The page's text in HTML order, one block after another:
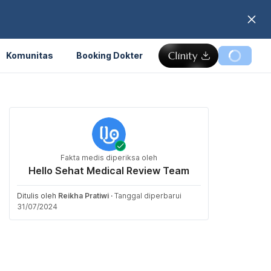
Komunitas Booking Dokter
Fakta medis diperiksa oleh
Hello Sehat Medical Review Team
Ditulis oleh Reikha Pratiwi · Tanggal diperbarui
31/07/2024